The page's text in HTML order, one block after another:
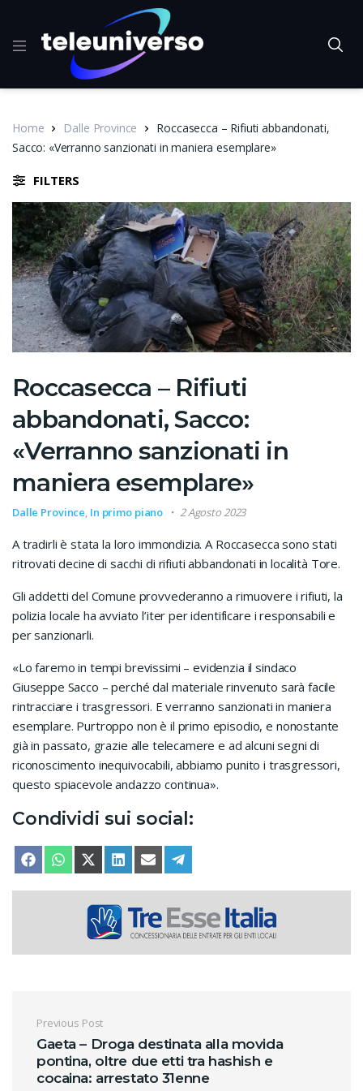
Home Dalle Province
Roccasecca – Rifiuti abbandonati,
Sacco: «Verranno sanzionati in maniera esemplare»
FILTERS
Roccasecca – Rifiuti
abbandonati, Sacco:
«Verranno sanzionati in
maniera esemplare»
Dalle Province, In primo piano 2 Agosto 2023
A tradirli è stata la loro immondizia. A Roccasecca sono stati
ritrovati decine di sacchi di rifiuti abbandonati in località Tore.
Gli addetti del Comune provvederanno a rimuovere i rifiuti, la
polizia locale ha avviato l’iter per identificare i responsabili e
per sanzionarli.
«Lo faremo in tempi brevissimi – evidenzia il sindaco
Giuseppe Sacco – perché dal materiale rinvenuto sarà facile
rintracciare i trasgressori. E verranno sanzionati in maniera
esemplare. Purtroppo non è il primo episodio, e nonostante
già in passato, grazie alle telecamere e ad alcuni segni di
riconoscimento inequivocabili, abbiamo punito i trasgressori,
questo spiacevole andazzo continua».
Condividi sui social:
SHARE ON
FACEBOOKSHARE ON
WHATSAPPSHARE ON
X (TWITTER)
SHARE ON
LINKEDINSHARE ON
EMAIL
Navigazione articoli
Previous Post
Gaeta – Droga destinata alla movida
pontina, oltre due etti tra hashish e
cocaina: arrestato 31enne